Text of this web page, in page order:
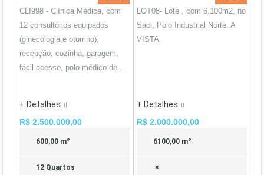
CLI998 - Clínica Médica, com
12 consultórios equipados
(ginecologia e otorrino),
recepção, cozinha, garagem,
fácil acesso, polo médico de ...
+ Detalhes
R$ 2.500.000,00
600,00 m²
12 Quartos
LOT08- Lote , com 6.100m2, no
Saci, Polo Industrial Norte. A
VISTA.
+ Detalhes
R$ 2.000.000,00
6100,00 m²
×